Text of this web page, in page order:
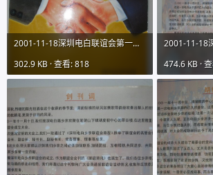
2001-11-18深圳电白联谊会第一期会刊图片01IMG_9731 (01).JPG
302.9 KB · 查看: 818
474.6 KB ·